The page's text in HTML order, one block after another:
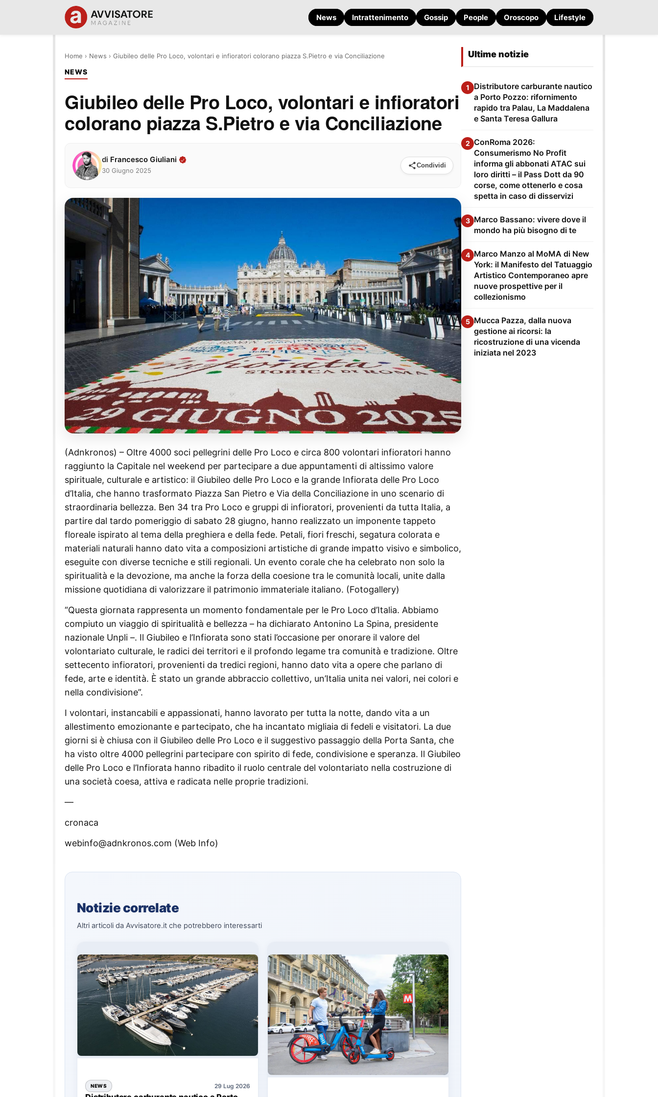
News Intrattenimento Gossip People Oroscopo Lifestyle
Home › News › Giubileo delle Pro Loco, volontari e infioratori colorano piazza S.Pietro e via Conciliazione
NEWS
Giubileo delle Pro Loco, volontari e infioratori
colorano piazza S.Pietro e via Conciliazione
di Francesco Giuliani
30 Giugno 2025
Condividi
(Adnkronos) – Oltre 4000 soci pellegrini delle Pro Loco e circa 800 volontari infioratori hanno
raggiunto la Capitale nel weekend per partecipare a due appuntamenti di altissimo valore
spirituale, culturale e artistico: il Giubileo delle Pro Loco e la grande Infiorata delle Pro Loco
d’Italia, che hanno trasformato Piazza San Pietro e Via della Conciliazione in uno scenario di
straordinaria bellezza. Ben 34 tra Pro Loco e gruppi di infioratori, provenienti da tutta Italia, a
partire dal tardo pomeriggio di sabato 28 giugno, hanno realizzato un imponente tappeto
floreale ispirato al tema della preghiera e della fede. Petali, fiori freschi, segatura colorata e
materiali naturali hanno dato vita a composizioni artistiche di grande impatto visivo e simbolico,
eseguite con diverse tecniche e stili regionali. Un evento corale che ha celebrato non solo la
spiritualità e la devozione, ma anche la forza della coesione tra le comunità locali, unite dalla
missione quotidiana di valorizzare il patrimonio immateriale italiano. (Fotogallery)
“Questa giornata rappresenta un momento fondamentale per le Pro Loco d’Italia. Abbiamo
compiuto un viaggio di spiritualità e bellezza – ha dichiarato Antonino La Spina, presidente
nazionale Unpli –. Il Giubileo e l’Infiorata sono stati l’occasione per onorare il valore del
volontariato culturale, le radici dei territori e il profondo legame tra comunità e tradizione. Oltre
settecento infioratori, provenienti da tredici regioni, hanno dato vita a opere che parlano di
fede, arte e identità. È stato un grande abbraccio collettivo, un’Italia unita nei valori, nei colori e
nella condivisione”.
I volontari, instancabili e appassionati, hanno lavorato per tutta la notte, dando vita a un
allestimento emozionante e partecipato, che ha incantato migliaia di fedeli e visitatori. La due
giorni si è chiusa con il Giubileo delle Pro Loco e il suggestivo passaggio della Porta Santa, che
ha visto oltre 4000 pellegrini partecipare con spirito di fede, condivisione e speranza. Il Giubileo
delle Pro Loco e l’Infiorata hanno ribadito il ruolo centrale del volontariato nella costruzione di
una società coesa, attiva e radicata nelle proprie tradizioni.
—
cronaca
webinfo@adnkronos.com (Web Info)
Notizie correlate
Altri articoli da Avvisatore.it che potrebbero interessarti
NEWS 29 Lug 2026
Ultime notizie
1
Distributore carburante nautico
a Porto Pozzo: rifornimento
rapido tra Palau, La Maddalena
e Santa Teresa Gallura
2 ConRoma 2026:
Consumerismo No Profit
informa gli abbonati ATAC sui
loro diritti – il Pass Dott da 90
corse, come ottenerlo e cosa
spetta in caso di disservizi
3 Marco Bassano: vivere dove il
mondo ha più bisogno di te
4 Marco Manzo al MoMA di New
York: il Manifesto del Tatuaggio
Artistico Contemporaneo apre
nuove prospettive per il
collezionismo
5 Mucca Pazza, dalla nuova
gestione ai ricorsi: la
ricostruzione di una vicenda
iniziata nel 2023